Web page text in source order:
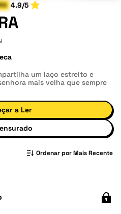
4.9/5
um laço estreito e
mais velha que sempre
a Ler
Ordenar por Mais Recente